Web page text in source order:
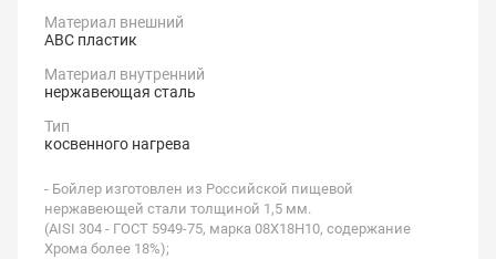
Материал внешний
АВС пластик
Материал внутренний
нержавеющая сталь
Тип
косвенного нагрева
- Бойлер изготовлен из Российской пищевой
нержавеющей стали толщиной 1,5 мм.
(AISI 304 - ГОСТ 5949-75, марка 08Х18Н10, содержание
Хрома более 18%);